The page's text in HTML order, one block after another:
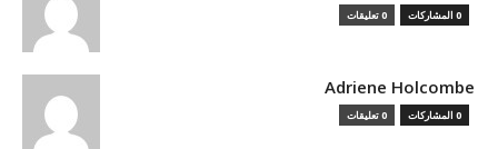
0 المشاركات 0 تعليقات
Adriene Holcombe
0 المشاركات 0 تعليقات